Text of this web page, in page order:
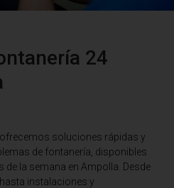
24
, ofrecemos soluciones rápidas y
de fontanería, disponibles
de la semana en Ampolla. Desde
instalaciones y